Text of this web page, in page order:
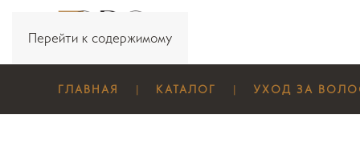
Перейти к содержимому
ГЛАВНАЯ КАТАЛОГ УХОД ЗА